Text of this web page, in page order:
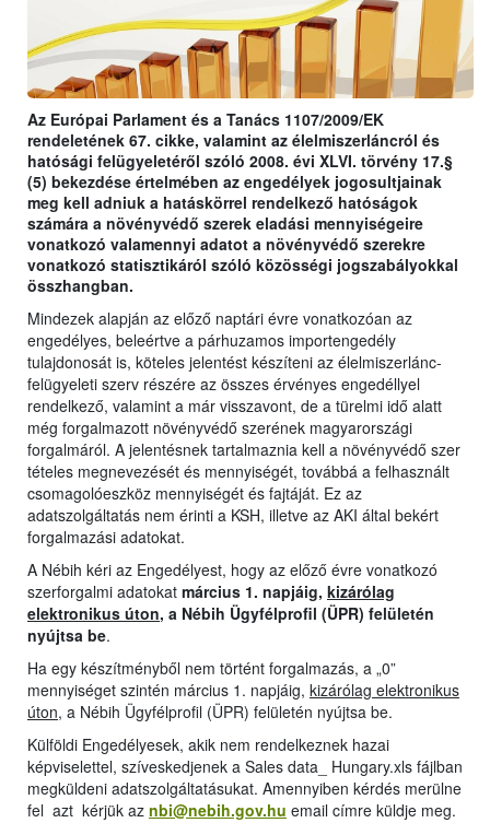
Az Európai Parlament és a Tanács 1107/2009/EK
rendeletének 67. cikke, valamint az élelmiszerláncról és
hatósági felügyeletéről szóló 2008. évi XLVI. törvény 17.§
(5) bekezdése értelmében az engedélyek jogosultjainak
meg kell adniuk a hatáskörrel rendelkező hatóságok
számára a növényvédő szerek eladási mennyiségeire
vonatkozó valamennyi adatot a növényvédő szerekre
vonatkozó statisztikáról szóló közösségi jogszabályokkal
összhangban.
Mindezek alapján az előző naptári évre vonatkozóan az
engedélyes, beleértve a párhuzamos importengedély
tulajdonosát is, köteles jelentést készíteni az élelmiszerlánc-
felügyeleti szerv részére az összes érvényes engedéllyel
rendelkező, valamint a már visszavont, de a türelmi idő alatt
még forgalmazott növényvédő szerének magyarországi
forgalmáról. A jelentésnek tartalmaznia kell a növényvédő szer
tételes megnevezését és mennyiségét, továbbá a felhasznált
csomagolóeszköz mennyiségét és fajtáját. Ez az
adatszolgáltatás nem érinti a KSH, illetve az AKI által bekért
forgalmazási adatokat.
A Nébih kéri az Engedélyest, hogy az előző évre vonatkozó
szerforgalmi adatokat március 1. napjáig, kizárólag
elektronikus úton, a Nébih Ügyfélprofil (ÜPR) felületén
nyújtsa be.
Ha egy készítményből nem történt forgalmazás, a „0”
mennyiséget szintén március 1. napjáig, kizárólag elektronikus
úton, a Nébih Ügyfélprofil (ÜPR) felületén nyújtsa be.
Külföldi Engedélyesek, akik nem rendelkeznek hazai
képviselettel, szíveskedjenek a Sales data_ Hungary.xls fájlban
megküldeni adatszolgáltatásukat. Amennyiben kérdés merülne
fel azt kérjük az nbi@nebih.gov.hu email címre küldje meg.